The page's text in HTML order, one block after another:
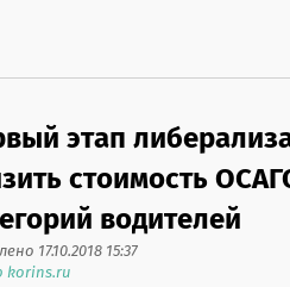
этап
стоимость
водителей
17.10.2018 15:37
korins.ru